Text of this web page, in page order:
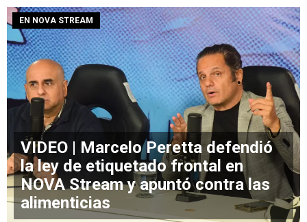
EN NOVA STREAM
VIDEO | Marcelo Peretta defendió
la ley de etiquetado frontal en
NOVA Stream y apuntó contra las
alimenticias